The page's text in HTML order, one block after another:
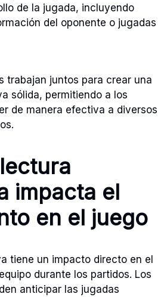
de la jugada, incluyendo
del oponente o jugadas
trabajan juntos para crear una
sólida, permitiendo a los
de manera efectiva a diversos
impacta el
en el juego
tiene un impacto directo en el
durante los partidos. Los
anticipar las jugadas